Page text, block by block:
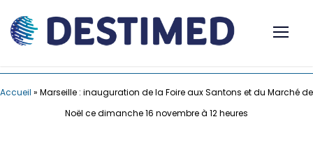
Accueil » Marseille : inauguration de la Foire aux Santons et du Marché de
Noël ce dimanche 16 novembre à 12 heures